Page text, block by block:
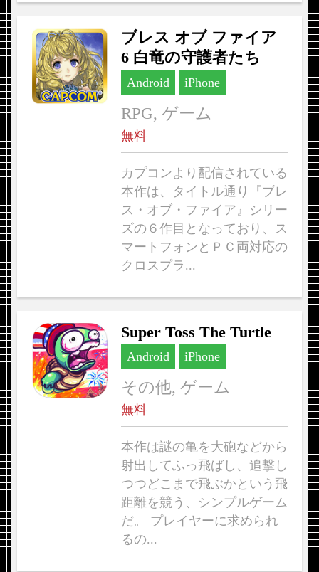
ブレス オブ ファイア
6 白竜の守護者たち
Android iPhone
RPG, ゲーム
無料
カプコンより配信されている
本作は、タイトル通り『ブレ
ス・オブ・ファイア』シリー
ズの６作目となっており、ス
マートフォンとＰＣ両対応の
クロスプラ...
Suрer Toss The Turtle
Android iPhone
その他, ゲーム
無料
本作は謎の亀を大砲などから
射出してふっ飛ばし、追撃し
つつどこまで飛ぶかという飛
距離を競う、シンプルゲーム
だ。 プレイヤーに求められ
るの...